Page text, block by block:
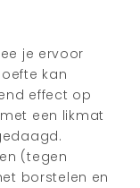
je ervoor
kan
effect op
een likmat
(tegen
borstelen en